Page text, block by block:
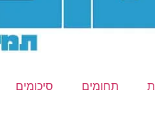
תחומים סיכומים